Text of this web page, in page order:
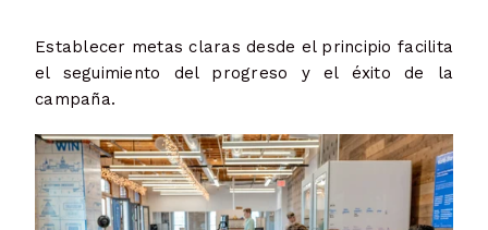
Establecer metas claras desde el principio facilita
el seguimiento del progreso y el éxito de la
campaña.